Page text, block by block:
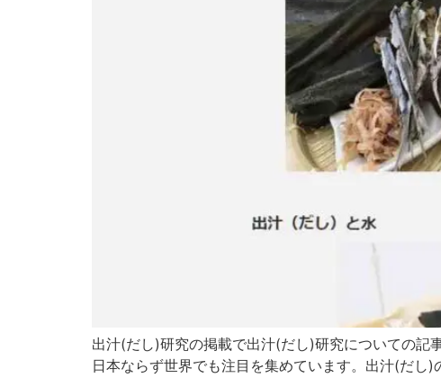
出汁(だし)研究の掲載で出汁(だし)研究についての記
日本ならず世界でも注目を集めています。出汁(だし)